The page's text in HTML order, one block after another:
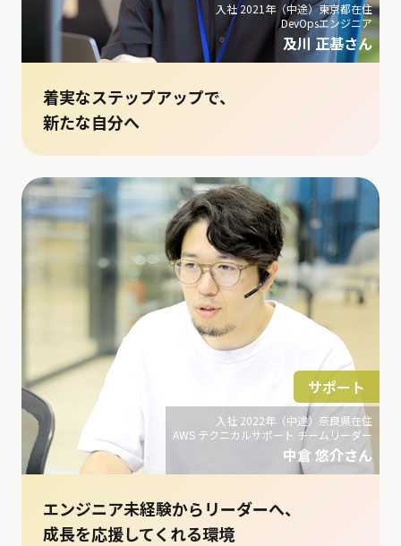
入社 2021年（中途）東京都在住
DevOpsエンジニア
及川 正基さん
着実なステップアップで、
新たな自分へ
入社 2022年（中途）奈良県在住
AWS テクニカルサポート チームリーダー
中倉 悠介さん
サポート
エンジニア未経験からリーダーへ、
成長を応援してくれる環境